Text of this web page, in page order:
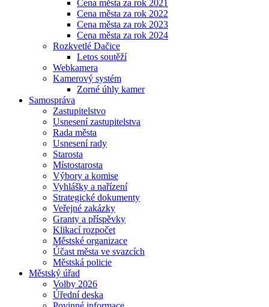
Cena města za rok 2021
Cena města za rok 2022
Cena města za rok 2023
Cena města za rok 2024
Rozkvetlé Dačice
Letos soutěží
Webkamera
Kamerový systém
Zorné úhly kamer
Samospráva
Zastupitelstvo
Usnesení zastupitelstva
Rada města
Usnesení rady
Starosta
Místostarosta
Výbory a komise
Vyhlášky a nařízení
Strategické dokumenty
Veřejné zakázky
Granty a příspěvky
Klikací rozpočet
Městské organizace
Účast města ve svazcích
Městská policie
Městský úřad
Volby 2026
Úřední deska